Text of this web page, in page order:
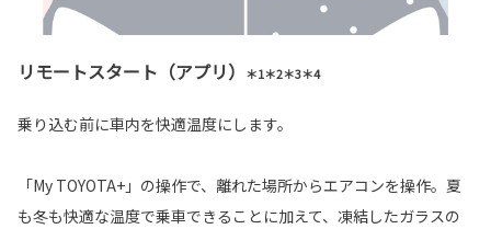
リモートスタート（アプリ） ＊1＊2＊3＊4
乗り込む前に車内を快適温度にします。
「My TOYOTA+」の操作で、離れた場所からエアコンを操作。夏
も冬も快適な温度で乗車できることに加えて、凍結したガラスの